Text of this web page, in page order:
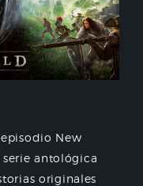
New
antológica
originales